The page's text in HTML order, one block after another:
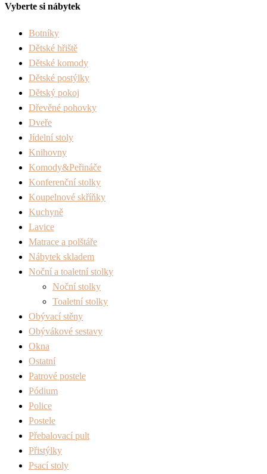
Vyberte si nábytek
Botníky
Dětské hřiště
Dětské komody
Dětské postýlky
Dětský pokoj
Dřevěné pohovky
Dveře
Jídelní stoly
Knihovny
Komody&Peřináče
Konferenční stolky
Koupelnové skříňky
Kuchyně
Lavice
Matrace a polštáře
Nábytek skladem
Noční a toaletní stolky
Noční stolky
Toaletní stolky
Obývací stěny
Obývákové sestavy
Okna
Ostatní
Patrové postele
Pódium
Police
Postele
Přebalovací pult
Přistýlky
Psací stoly